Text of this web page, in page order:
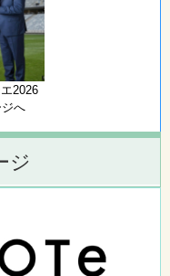
2026
へ
ジ